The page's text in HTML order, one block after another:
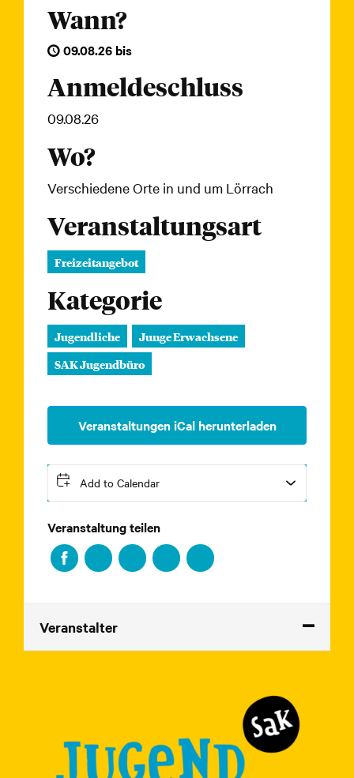
Wann?
09.08.26 bis
Anmeldeschluss
09.08.26
Wo?
Verschiedene Orte in und um Lörrach
Veranstaltungsart
Freizeitangebot
Kategorie
Jugendliche
Junge Erwachsene
SAK Jugendbüro
Veranstaltungen iCal herunterladen
Add to Calendar
Veranstaltung teilen
Veranstalter